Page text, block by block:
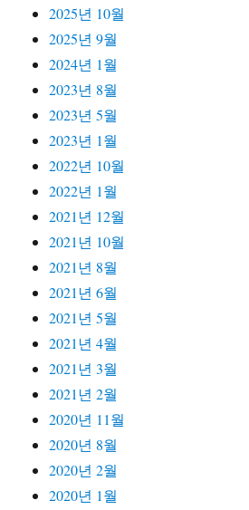
2025년 10월
2025년 9월
2024년 1월
2023년 8월
2023년 5월
2023년 1월
2022년 10월
2022년 1월
2021년 12월
2021년 10월
2021년 8월
2021년 6월
2021년 5월
2021년 4월
2021년 3월
2021년 2월
2020년 11월
2020년 8월
2020년 2월
2020년 1월